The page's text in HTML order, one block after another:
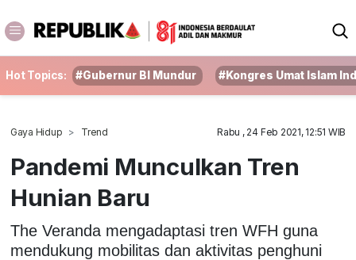
Hot Topics: #Gubernur BI Mundur #Kongres Umat Islam
Gaya Hidup Trend Rabu , 24 Feb 2021, 12:51 WIB
Pandemi Munculkan Tren
Hunian Baru
The Veranda mengadaptasi tren WFH guna
mendukung mobilitas dan aktivitas penghuni